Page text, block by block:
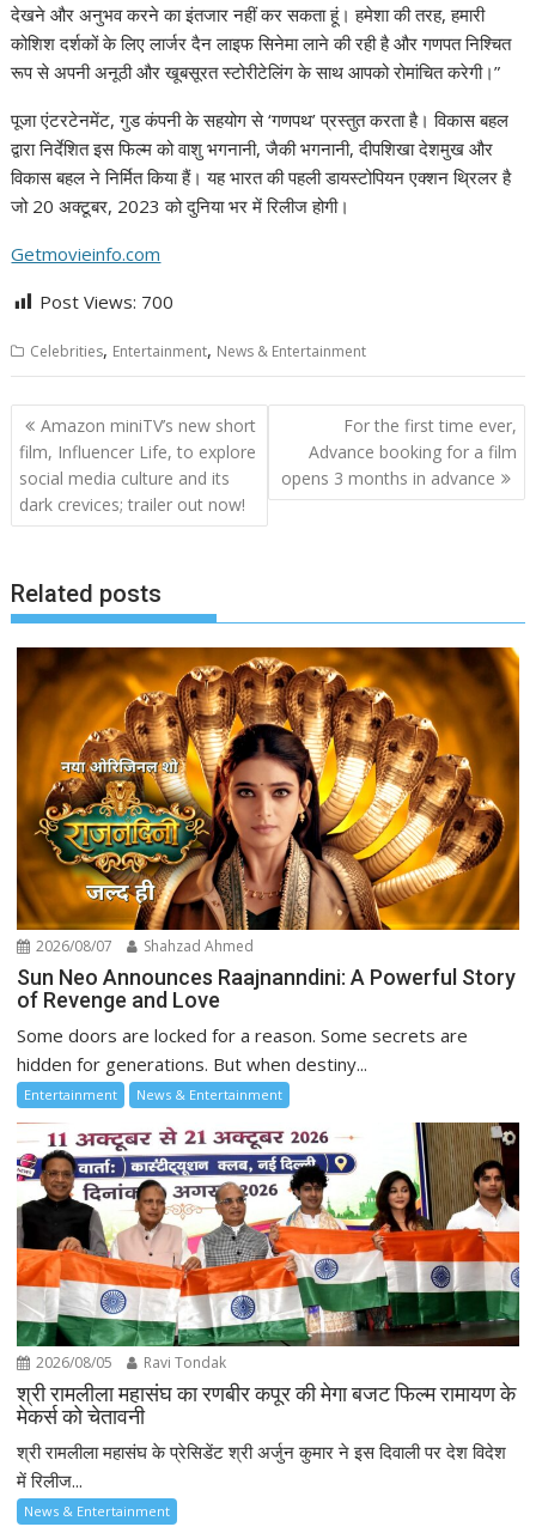
देखने और अनुभव करने का इंतजार नहीं कर सकता हूं। हमेशा की तरह, हमारी
कोशिश दर्शकों के लिए लार्जर दैन लाइफ सिनेमा लाने की रही है और गणपत निश्चित
रूप से अपनी अनूठी और खूबसूरत स्टोरीटेलिंग के साथ आपको रोमांचित करेगी।”
पूजा एंटरटेनमेंट, गुड कंपनी के सहयोग से ‘गणपथ’ प्रस्तुत करता है। विकास बहल
द्वारा निर्देशित इस फिल्म को वाशु भगनानी, जैकी भगनानी, दीपशिखा देशमुख और
विकास बहल ने निर्मित किया हैं। यह भारत की पहली डायस्टोपियन एक्शन थ्रिलर है
जो 20 अक्टूबर, 2023 को दुनिया भर में रिलीज होगी।
Getmovieinfo.com
Post Views: 700
Celebrities, Entertainment, News & Entertainment
Post
navigation
Amazon miniTV’s new short
film, Influencer Life, to explore
social media culture and its
dark crevices; trailer out now!
For the first time ever,
Advance booking for a film
opens 3 months in advance
Related posts
2026/08/07 Shahzad Ahmed
Sun Neo Announces Raajnanndini: A Powerful Story
of Revenge and Love
Some doors are locked for a reason. Some secrets are
hidden for generations. But when destiny...
Entertainment News & Entertainment
2026/08/05 Ravi Tondak
श्री रामलीला महासंघ का रणबीर कपूर की मेगा बजट फिल्म रामायण के
मेकर्स को चेतावनी
श्री रामलीला महासंघ के प्रेसिडेंट श्री अर्जुन कुमार ने इस दिवाली पर देश विदेश
में रिलीज...
News & Entertainment